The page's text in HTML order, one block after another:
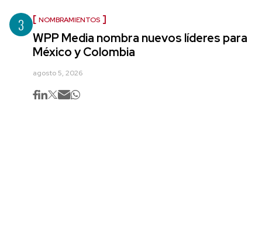
3 NOMBRAMIENTOS
WPP Media nombra nuevos líderes para
México y Colombia
agosto 5, 2026